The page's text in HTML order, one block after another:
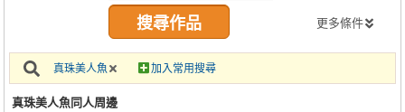
攤位轉讓區
會員功能選單
更多條件
真珠美人魚 加入常用搜尋
真珠美人魚同人周邊